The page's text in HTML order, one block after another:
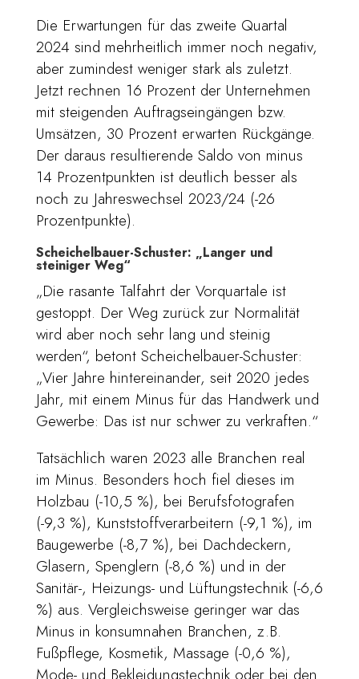
Die Erwartungen für das zweite Quartal
2024 sind mehrheitlich immer noch negativ,
aber zumindest weniger stark als zuletzt.
Jetzt rechnen 16 Prozent der Unternehmen
mit steigenden Auftragseingängen bzw.
Umsätzen, 30 Prozent erwarten Rückgänge.
Der daraus resultierende Saldo von minus
14 Prozentpunkten ist deutlich besser als
noch zu Jahreswechsel 2023/24 (-26
Prozentpunkte).
Scheichelbauer-Schuster: „Langer und
steiniger Weg“
„Die rasante Talfahrt der Vorquartale ist
gestoppt. Der Weg zurück zur Normalität
wird aber noch sehr lang und steinig
werden“, betont Scheichelbauer-Schuster:
„Vier Jahre hintereinander, seit 2020 jedes
Jahr, mit einem Minus für das Handwerk und
Gewerbe: Das ist nur schwer zu verkraften.“
Tatsächlich waren 2023 alle Branchen real
im Minus. Besonders hoch fiel dieses im
Holzbau (-10,5 %), bei Berufsfotografen
(-9,3 %), Kunststoffverarbeitern (-9,1 %), im
Baugewerbe (-8,7 %), bei Dachdeckern,
Glasern, Spenglern (-8,6 %) und in der
Sanitär-, Heizungs- und Lüftungstechnik (-6,6
%) aus. Vergleichsweise geringer war das
Minus in konsumnahen Branchen, z.B.
Fußpflege, Kosmetik, Massage (-0,6 %),
Mode- und Bekleidungstechnik oder bei den